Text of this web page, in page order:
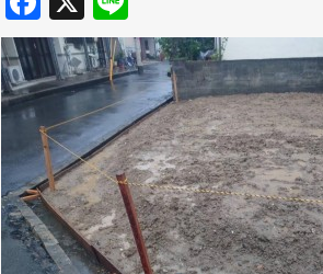
a
c
e
b
o
o
k
n
e